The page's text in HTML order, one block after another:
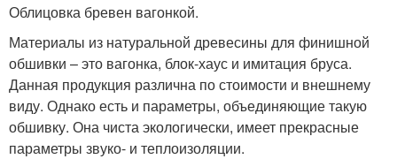
Облицовка бревен вагонкой.
Материалы из натуральной древесины для финишной
обшивки – это вагонка, блок-хаус и имитация бруса.
Данная продукция различна по стоимости и внешнему
виду. Однако есть и параметры, объединяющие такую
обшивку. Она чиста экологически, имеет прекрасные
параметры звуко- и теплоизоляции.